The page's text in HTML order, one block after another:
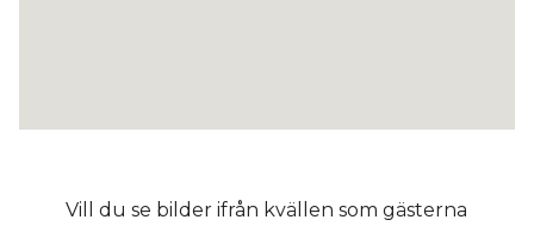
Vill du se bilder ifrån kvällen som gästerna